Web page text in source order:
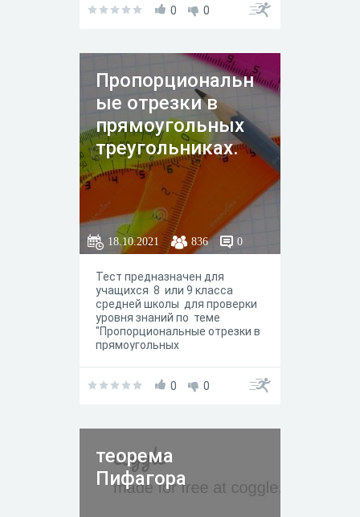
0 0
Пропорциональн
ые отрезки в
прямоугольных
треугольниках.
18.10.2021 836 0
Тест предназначен для
учащихся 8 или 9 класса
средней школы для проверки
уровня знаний по теме
"Пропорциональные отрезки в
прямоугольных
0 0
теорема
Пифагора